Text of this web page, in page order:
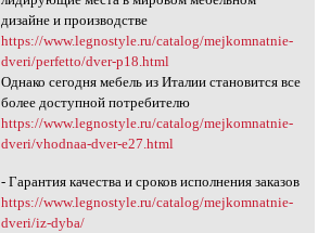
дизайне и производстве
https://www.legnostyle.ru/catalog/mejkomnatnie-
dveri/perfetto/dver-p18.html
Однако сегодня мебель из Италии становится все
более доступной потребителю
https://www.legnostyle.ru/catalog/mejkomnatnie-
dveri/vhodnaa-dver-e27.html
- Гарантия качества и сроков исполнения заказов
https://www.legnostyle.ru/catalog/mejkomnatnie-
dveri/iz-dyba/